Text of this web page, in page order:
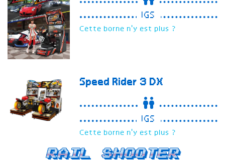
IGS
Cette borne n'y est plus ?
Speed Rider 3DX
IGS
Cette borne n'y est plus ?
Rail Shooter